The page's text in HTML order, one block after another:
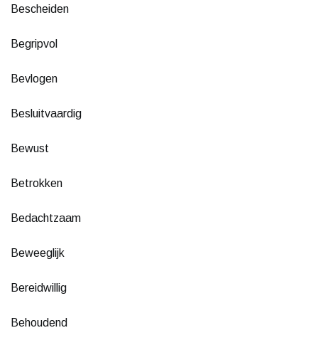
Bescheiden
Begripvol
Bevlogen
Besluitvaardig
Bewust
Betrokken
Bedachtzaam
Beweeglijk
Bereidwillig
Behoudend